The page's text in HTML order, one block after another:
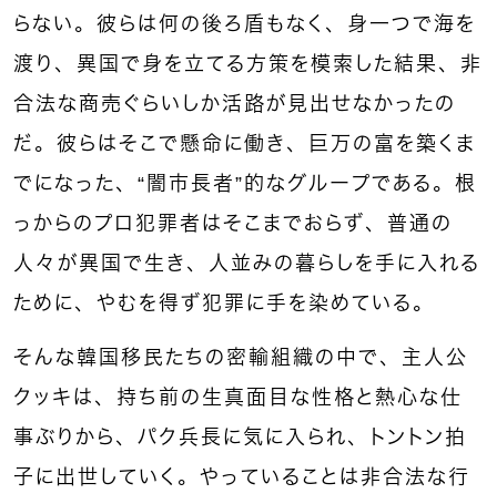
らない。彼らは何の後ろ盾もなく、身一つで海を
渡り、異国で身を立てる方策を模索した結果、非
合法な商売ぐらいしか活路が見出せなかったの
だ。彼らはそこで懸命に働き、巨万の富を築くま
でになった、“闇市長者”的なグループである。根
っからのプロ犯罪者はそこまでおらず、普通の
人々が異国で生き、人並みの暮らしを手に入れる
ために、やむを得ず犯罪に手を染めている。
そんな韓国移民たちの密輸組織の中で、主人公
クッキは、持ち前の生真面目な性格と熱心な仕
事ぶりから、パク兵長に気に入られ、トントン拍
子に出世していく。やっていることは非合法な行